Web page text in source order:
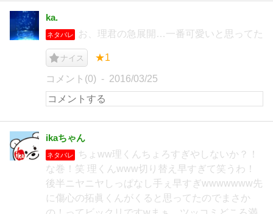
ka.
ネタバレ お、理君の急展開…一番可愛いと思ってた
ナイス ★1
コメント(0) 2016/03/25
ikaちゃん
ネタバレ
ちょww理くんちょろすぎやしないか？！
な巻！笑 理くんwww切り替え早すぎて笑うわ！
後半ニヤニヤしっぱなし手ぇ早すぎwwwwwww先
に傷心の拓眞くんがくると思ってたのでまさか